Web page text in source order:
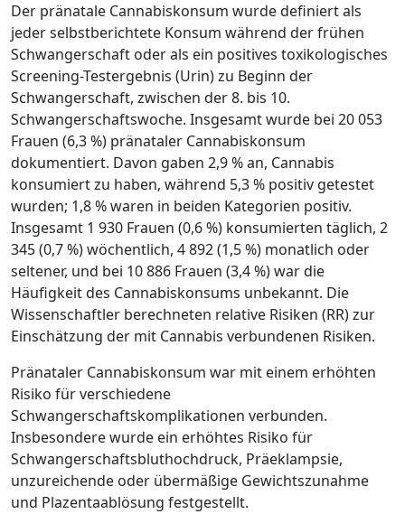
Der pränatale Cannabiskonsum wurde definiert als
jeder selbstberichtete Konsum während der frühen
Schwangerschaft oder als ein positives toxikologisches
Screening-Testergebnis (Urin) zu Beginn der
Schwangerschaft, zwischen der 8. bis 10.
Schwangerschaftswoche. Insgesamt wurde bei 20 053
Frauen (6,3 %) pränataler Cannabiskonsum
dokumentiert. Davon gaben 2,9 % an, Cannabis
konsumiert zu haben, während 5,3 % positiv getestet
wurden; 1,8 % waren in beiden Kategorien positiv.
Insgesamt 1 930 Frauen (0,6 %) konsumierten täglich, 2
345 (0,7 %) wöchentlich, 4 892 (1,5 %) monatlich oder
seltener, und bei 10 886 Frauen (3,4 %) war die
Häufigkeit des Cannabiskonsums unbekannt. Die
Wissenschaftler berechneten relative Risiken (RR) zur
Einschätzung der mit Cannabis verbundenen Risiken.
Pränataler Cannabiskonsum war mit einem erhöhten
Risiko für verschiedene
Schwangerschaftskomplikationen verbunden.
Insbesondere wurde ein erhöhtes Risiko für
Schwangerschaftsbluthochdruck, Präeklampsie,
unzureichende oder übermäßige Gewichtszunahme
und Plazentaablösung festgestellt.